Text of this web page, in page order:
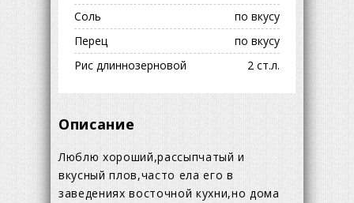
Соль
по вкусу
Перец
по вкусу
Рис длиннозерновой
2 ст.л.
Описание
Люблю хороший,рассыпчатый и
вкусный плов,часто ела его в
заведениях восточной кухни,но дома